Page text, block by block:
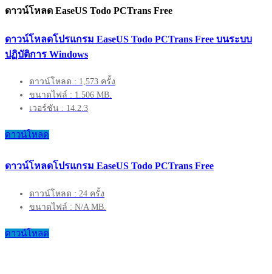
ดาวน์โหลด EaseUS Todo PCTrans Free
ดาวน์โหลดโปรแกรม EaseUS Todo PCTrans Free บนระบบ
ปฏิบัติการ Windows
ดาวน์โหลด : 1,573 ครั้ง
ขนาดไฟล์ : 1.506 MB.
เวอร์ชัน : 14.2.3
ดาวน์โหลด
ดาวน์โหลดโปรแกรม EaseUS Todo PCTrans Free
ดาวน์โหลด : 24 ครั้ง
ขนาดไฟล์ : N/A MB.
ดาวน์โหลด